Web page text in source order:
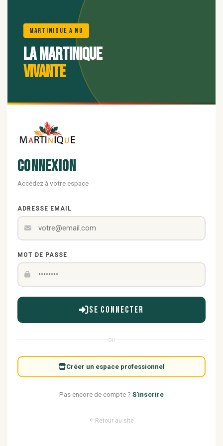
🌺
Martinique A Nu
La Martinique
vivante
Connexion
Accédez à votre espace
ADRESSE EMAIL
MOT DE PASSE
Se connecter
ou
Créer un espace professionnel
Pas encore de compte ? S'inscrire
Retour au site